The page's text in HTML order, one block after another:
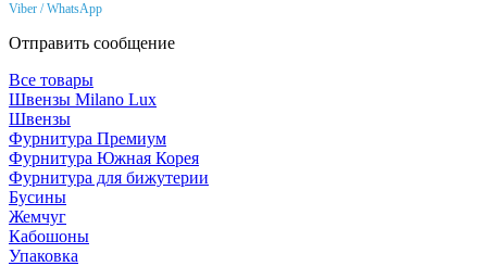
Viber / WhatsApp
Отправить сообщение
Все товары
Швензы Milano Lux
Швензы
Фурнитура Премиум
Фурнитура Южная Корея
Фурнитура для бижутерии
Бусины
Жемчуг
Кабошоны
Упаковка